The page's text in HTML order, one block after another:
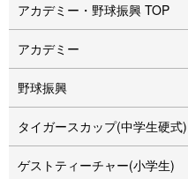
アカデミー・野球振興 TOP
アカデミー
野球振興
タイガースカップ(中学生硬式)
ゲストティーチャー(小学生)